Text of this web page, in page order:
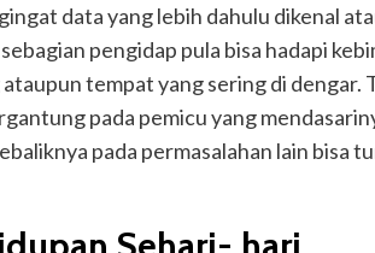
data yang lebih dahulu dikenal
pengidap pula bisa hadapi
tempat yang sering di dengar.
pada pemicu yang
pada permasalahan lain bisa